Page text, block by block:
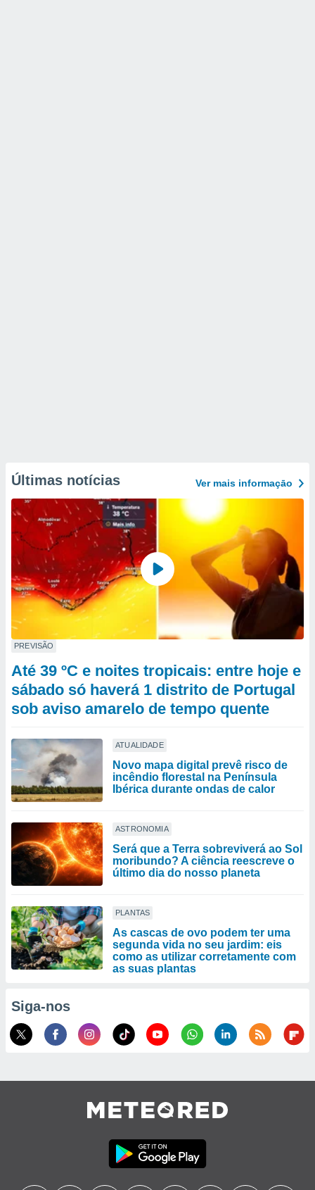
Últimas notícias Ver mais informaçāo
PREVISÃO
Até 39 ºC e noites tropicais: entre hoje e
sábado só haverá 1 distrito de Portugal
sob aviso amarelo de tempo quente
ATUALIDADE
Novo mapa digital prevê risco de
incêndio florestal na Península
Ibérica durante ondas de calor
ASTRONOMIA
Será que a Terra sobreviverá ao Sol
moribundo? A ciência reescreve o
último dia do nosso planeta
PLANTAS
As cascas de ovo podem ter uma
segunda vida no seu jardim: eis
como as utilizar corretamente com
as suas plantas
Siga-nos